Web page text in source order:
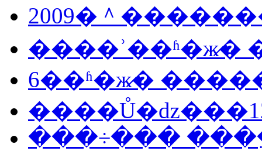
2009�＾
����ʾ��ʱ�ж̷�